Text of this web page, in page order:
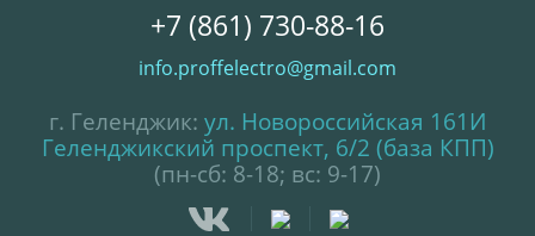
+7 (861) 730-88-16
info.proffelectro@gmail.com
г. Геленджик: ул. Новороссийская 161И
Геленджикский проспект, 6/2 (база КПП)
(пн-сб: 8-18; вс: 9-17)